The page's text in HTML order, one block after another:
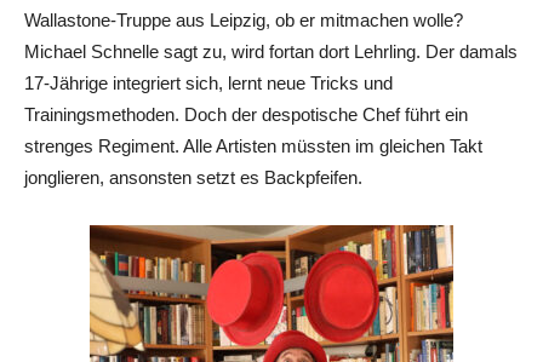
Wallastone-Truppe aus Leipzig, ob er mitmachen wolle?
Michael Schnelle sagt zu, wird fortan dort Lehrling. Der damals
17-Jährige integriert sich, lernt neue Tricks und
Trainingsmethoden. Doch der despotische Chef führt ein
strenges Regiment. Alle Artisten müssten im gleichen Takt
jonglieren, ansonsten setzt es Backpfeifen.